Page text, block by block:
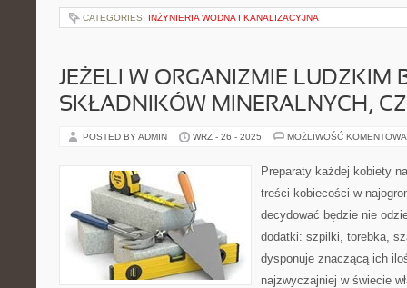
CATEGORIES: INŻYNIERIA WODNA I KANALIZACYJNA
JEŻELI W ORGANIZMIE LUDZKIM
SKŁADNIKÓW MINERALNYCH,
POSTED BY ADMIN WRZ - 26 - 2025 MOŻLIWOŚĆ
Preparaty każdej kobiety
treści kobiecości w
decydować będzie nie
dodatki: szpilki, torebka,
dysponuje znaczącą ich
najzwyczajniej w świecie